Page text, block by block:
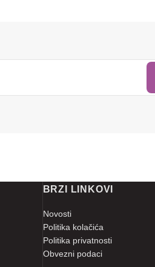
BRZI LINKOVI
Novosti
Politika kolačića
Politika privatnosti
Obvezni podaci